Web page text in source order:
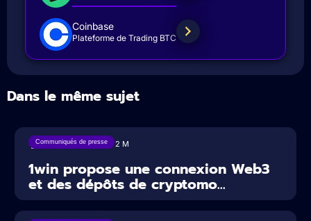
Coinbase
Plateforme de Trading BTC
Dans le même sujet
Communiqués de presse
04/08/2026 2 M
1win propose une connexion Web3
et des dépôts de cryptomo...